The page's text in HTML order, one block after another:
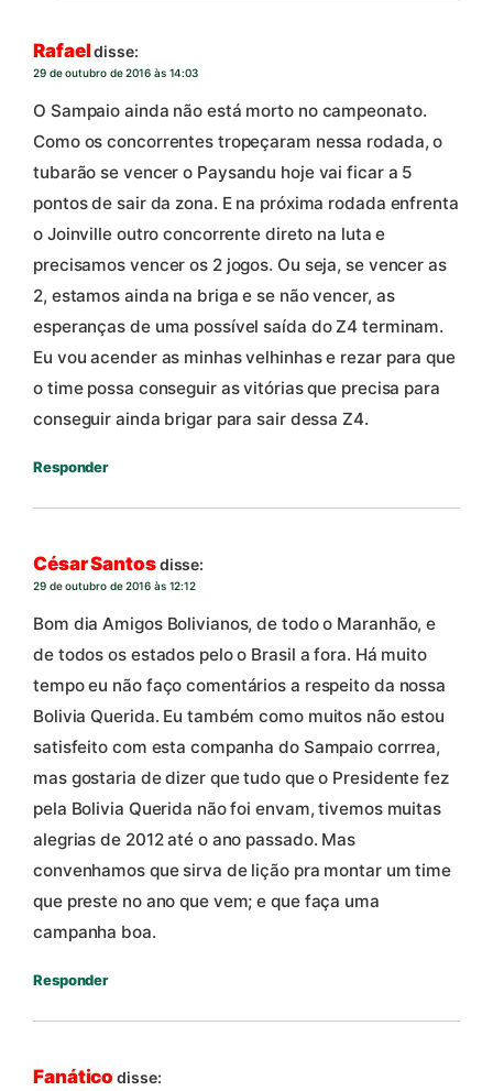
Rafaeldisse:
29 de outubro de 2016 às 14:03
O Sampaio ainda não está morto no campeonato.
Como os concorrentes tropeçaram nessa rodada, o
tubarão se vencer o Paysandu hoje vai ficar a 5
pontos de sair da zona. E na próxima rodada enfrenta
o Joinville outro concorrente direto na luta e
precisamos vencer os 2 jogos. Ou seja, se vencer as
2, estamos ainda na briga e se não vencer, as
esperanças de uma possível saída do Z4 terminam.
Eu vou acender as minhas velhinhas e rezar para que
o time possa conseguir as vitórias que precisa para
conseguir ainda brigar para sair dessa Z4.
Responder
César Santosdisse:
29 de outubro de 2016 às 12:12
Bom dia Amigos Bolivianos, de todo o Maranhão, e
de todos os estados pelo o Brasil a fora. Há muito
tempo eu não faço comentários a respeito da nossa
Bolivia Querida. Eu também como muitos não estou
satisfeito com esta companha do Sampaio corrrea,
mas gostaria de dizer que tudo que o Presidente fez
pela Bolivia Querida não foi envam, tivemos muitas
alegrias de 2012 até o ano passado. Mas
convenhamos que sirva de lição pra montar um time
que preste no ano que vem; e que faça uma
campanha boa.
Responder
Fanático disse: